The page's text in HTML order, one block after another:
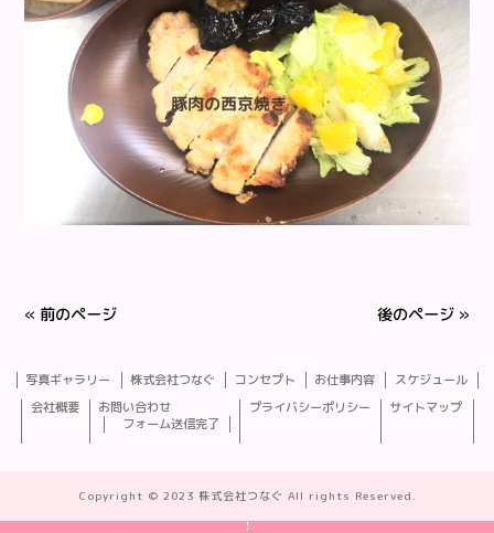
« 前のページ 後のページ »
写真ギャラリー 株式会社つなぐ コンセプト お仕事内容
スケジュール
会社概要
お問い合わせ
フォーム送信完了
プライバシーポリシー サイトマップ
Copyright © 2023 株式会社つなぐ All rights Reserved.